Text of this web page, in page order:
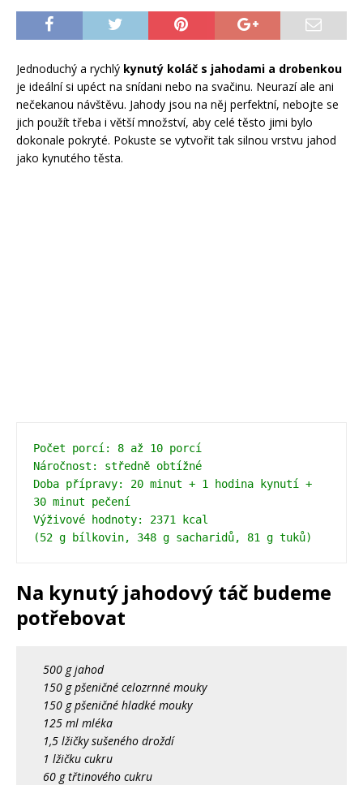
Jednoduchý a rychlý kynutý koláč s jahodami a drobenkou
je ideální si upéct na snídani nebo na svačinu. Neurazí ale ani
nečekanou návštěvu. Jahody jsou na něj perfektní, nebojte se
jich použít třeba i větší množství, aby celé těsto jimi bylo
dokonale pokryté. Pokuste se vytvořit tak silnou vrstvu jahod
jako kynutého těsta.
Počet porcí: 8 až 10 porcí
Náročnost: středně obtížné
Doba přípravy: 20 minut + 1 hodina kynutí +
30 minut pečení
Výživové hodnoty: 2371 kcal
(52 g bílkovin, 348 g sacharidů, 81 g tuků)
Na kynutý jahodový táč budeme
potřebovat
500 g jahod
150 g pšeničné celozrnné mouky
150 g pšeničné hladké mouky
125 ml mléka
1,5 lžičky sušeného droždí
1 lžičku cukru
60 g třtinového cukru